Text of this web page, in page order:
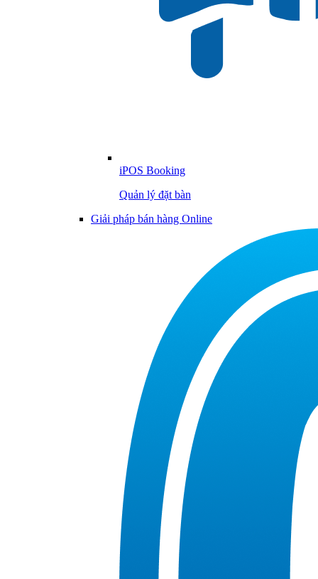
iPOS Booking
Quản lý đặt bàn
Giải pháp bán hàng Online